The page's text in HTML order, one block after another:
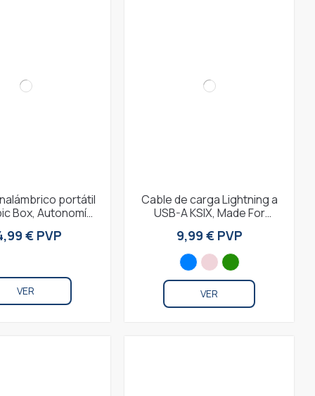
portátil
Box, Autonomía
True...€ PVP
VER
Cable de carga Lightning a
USB-A KSIX, Made For
rápida y...
9,99 € PVP
VER